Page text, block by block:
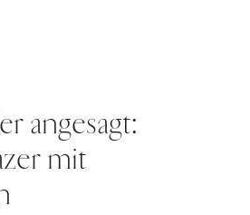
angesagt:
mit